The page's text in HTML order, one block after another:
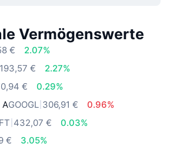
Vermögenswerte
€
2.07%
193,57 €
2.27%
€
0.29%
AGOOGL 306,91 €
0.96%
432,07 €
0.03%
€
3.05%